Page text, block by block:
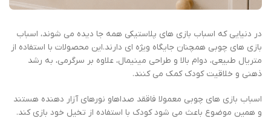
در دنیایی که اسباب بازی های پلاستیکی همه جا دیده می شوند، اسباب
بازی های چوبی همچنان جایگاه ویژه ای دارند.این محصولات با استفاده از
متریال طبیعی، دوام بالا و طراحی مینیمال، علاوه بر سرگرمی، به رشد
ذهنی و خلاقیت کودک کمک می کنند.
اسباب بازی های چوبی معمولا فاققد صداهاو نورهای آزار دهنده هستند
و همین موضوع باعث می شود کودک با استفاده از تخیل خود بازی کند.